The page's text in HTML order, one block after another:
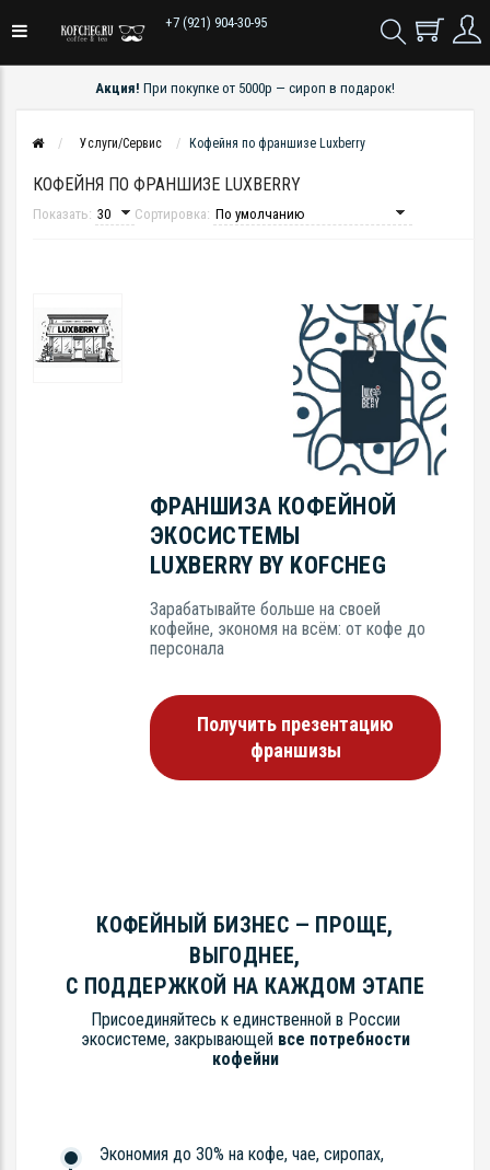
+7 (921) 904-30-95
Акция! При покупке от 5000р — сироп в подарок!
Услуги/Сервис Кофейня по франшизе Luxberry
КОФЕЙНЯ ПО ФРАНШИЗЕ LUXBERRY
Показать: Сортировка:
ФРАНШИЗА КОФЕЙНОЙ
ЭКОСИСТЕМЫ
LUXBERRY BY KOFCHEG
Зарабатывайте больше на своей
кофейне, экономя на всём: от кофе до
персонала
Получить презентацию
франшизы
КОФЕЙНЫЙ БИЗНЕС — ПРОЩЕ,
ВЫГОДНЕЕ,
С ПОДДЕРЖКОЙ НА КАЖДОМ ЭТАПЕ
Присоединяйтесь к единственной в России
экосистеме, закрывающей все потребности
кофейни
Экономия до 30% на кофе, чае, сиропах,